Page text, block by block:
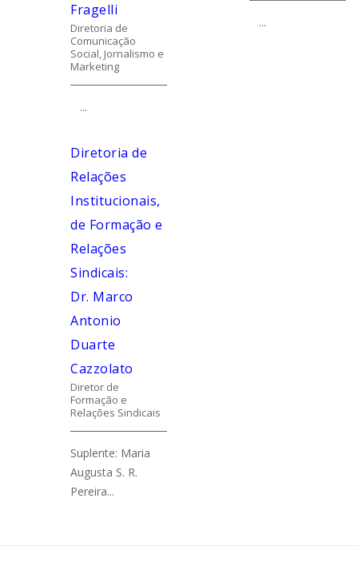
Fragelli
Diretoria de
Comunicação
Social, Jornalismo e
Marketing
...
...
Diretoria de
Relações
Institucionais,
de Formação e
Relações
Sindicais:
Dr. Marco
Antonio
Duarte
Cazzolato
Diretor de
Formação e
Relações Sindicais
Suplente: Maria
Augusta S. R.
Pereira...